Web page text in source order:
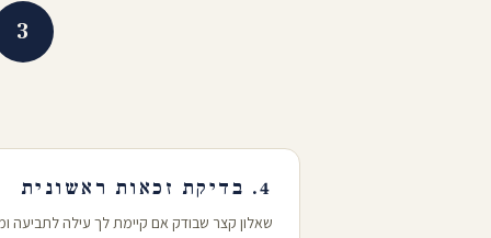
3
4. בדיקת זכאות ראשונית
שאלון קצר שבודק אם קיימת לך עילה לתביעה